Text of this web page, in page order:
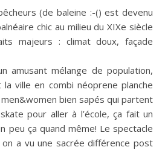
(de baleine :-() est devenu
chic au milieu du XIXe siècle
majeurs : climat doux, façade
amusant mélange de population,
ville en combi néoprene planche
bien sapés qui partent
pour aller à l’école, ça fait un
peu ça quand même! Le spectacle
a vu une sacrée différence post